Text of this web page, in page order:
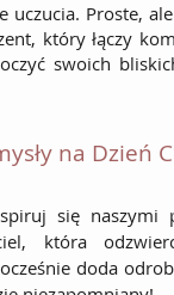
Proste,
który łączy
swoich
na Dzień
się naszymi
która
doda